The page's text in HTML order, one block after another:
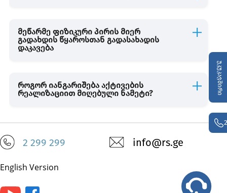
უკუკავშირი
შემოსავლებისა და ხარჯების აღრიცხვა
მეწარმე ფიზიკური პირის მიერ
გადახდის წყაროსთან გადასახადის
დაკავება
როგორ იანგარიშება აქტივების
რეალიზაციით მიღებული ნამეტი?
English Version
info@rs.ge
2 299 299